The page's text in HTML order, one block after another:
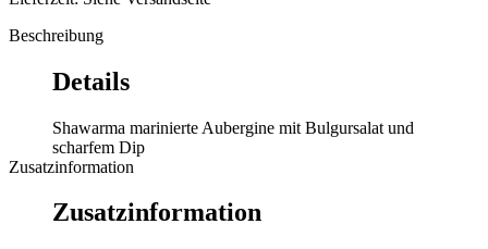
Beschreibung
Details
Shawarma marinierte Aubergine mit Bulgursalat und
scharfem Dip
Zusatzinformation
Zusatzinformation